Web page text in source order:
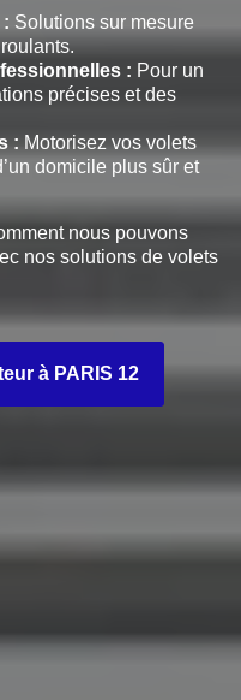
Solutions sur mesure
: Pour un
précises et des
: Motorisez vos volets
domicile plus sûr et
nous pouvons
nos solutions de volets
à PARIS 12